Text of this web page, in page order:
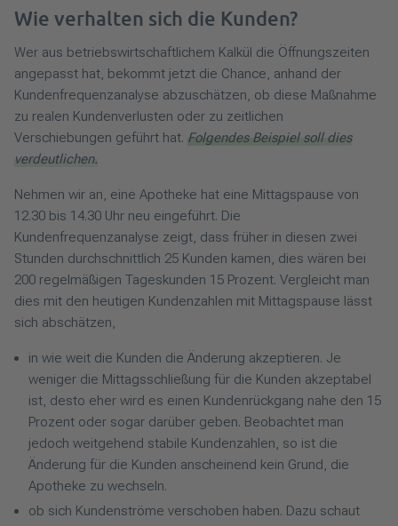
Wie verhalten sich die Kunden?
Wer aus betriebswirtschaftlichem Kalkül die Öffnungszeiten
angepasst hat, bekommt jetzt die Chance, anhand der
Kundenfrequenzanalyse abzuschätzen, ob diese Maßnahme
zu realen Kundenverlusten oder zu zeitlichen
Verschiebungen geführt hat. Folgendes Beispiel soll dies
verdeutlichen.
Nehmen wir an, eine Apotheke hat eine Mittagspause von
12.30 bis 14.30 Uhr neu eingeführt. Die
Kundenfrequenzanalyse zeigt, dass früher in diesen zwei
Stunden durchschnittlich 25 Kunden kamen, dies wären bei
200 regelmäßigen Tageskunden 15 Prozent. Vergleicht man
dies mit den heutigen Kundenzahlen mit Mittagspause lässt
sich abschätzen,
in wie weit die Kunden die Änderung akzeptieren. Je
weniger die Mittagsschließung für die Kunden akzeptabel
ist, desto eher wird es einen Kundenrückgang nahe den 15
Prozent oder sogar darüber geben. Beobachtet man
jedoch weitgehend stabile Kundenzahlen, so ist die
Änderung für die Kunden anscheinend kein Grund, die
Apotheke zu wechseln.
ob sich Kundenströme verschoben haben. Dazu schaut